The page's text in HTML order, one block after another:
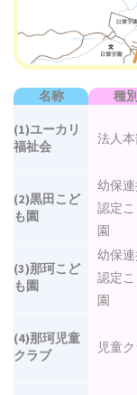
名称 種別
(1)ユーカリ
福祉会
法人
(2)黒田こど
も園
幼保
認定
園
(3)那珂こど
も園
幼保
認定
園
(4)那珂児童
クラブ
児童